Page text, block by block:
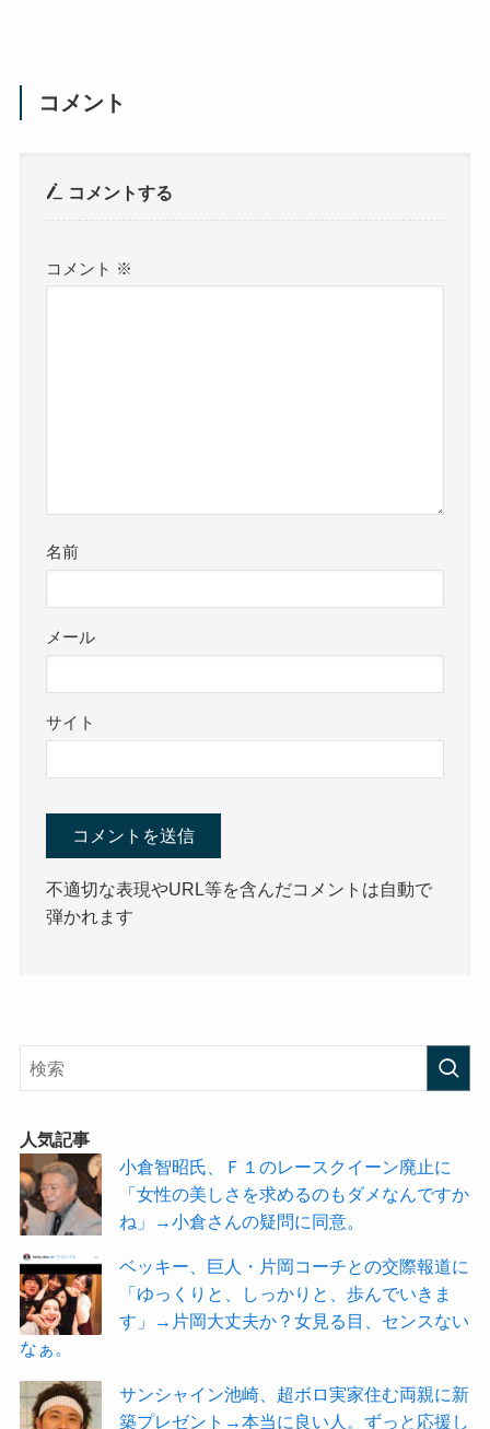
コメント
コメントする
コメント ※
名前
メール
サイト
不適切な表現やURL等を含んだコメントは自動で
弾かれます
人気記事
小倉智昭氏、Ｆ１のレースクイーン廃止に
「女性の美しさを求めるのもダメなんですか
ね」→小倉さんの疑問に同意。
ベッキー、巨人・片岡コーチとの交際報道に
「ゆっくりと、しっかりと、歩んでいきま
す」→片岡大丈夫か？女見る目、センスない
なぁ。
サンシャイン池崎、超ボロ実家住む両親に新
築プレゼント→本当に良い人。ずっと応援し